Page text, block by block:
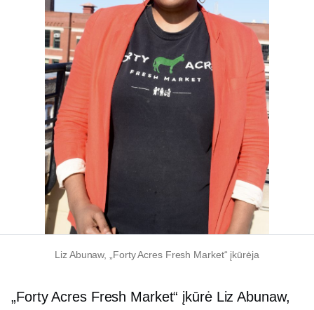
Liz Abunaw, „Forty Acres Fresh Market“ įkūrėja
„Forty Acres Fresh Market“ įkūrė Liz Abunaw,